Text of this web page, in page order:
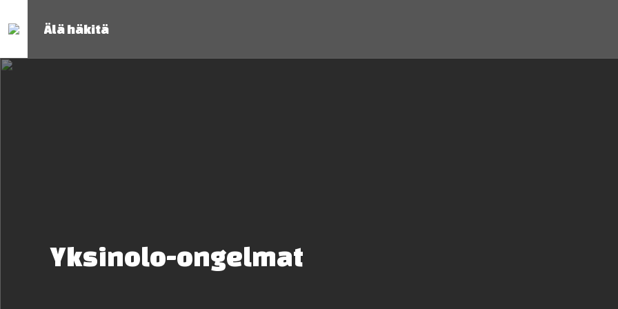
Älä häkitä
Yksinolo-ongelmat